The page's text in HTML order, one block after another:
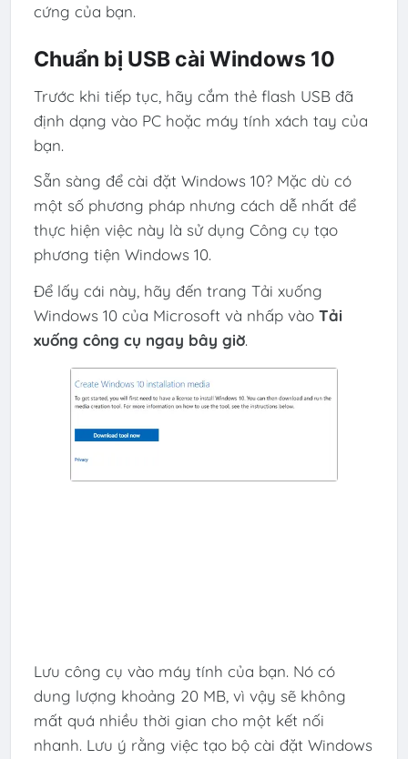
cứng của bạn.
Chuẩn bị USB cài Windows 10
Trước khi tiếp tục, hãy cắm thẻ flash USB đã
định dạng vào PC hoặc máy tính xách tay của
bạn.
Sẵn sàng để cài đặt Windows 10? Mặc dù có
một số phương pháp nhưng cách dễ nhất để
thực hiện việc này là sử dụng Công cụ tạo
phương tiện Windows 10.
Để lấy cái này, hãy đến trang Tải xuống
Windows 10 của Microsoft và nhấp vào Tải
xuống công cụ ngay bây giờ.
Lưu công cụ vào máy tính của bạn. Nó có
dung lượng khoảng 20 MB, vì vậy sẽ không
mất quá nhiều thời gian cho một kết nối
nhanh. Lưu ý rằng việc tạo bộ cài đặt Windows